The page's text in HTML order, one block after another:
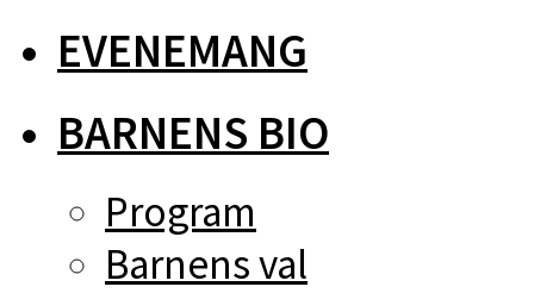
EVENEMANG
BARNENS BIO
Program
Barnens val